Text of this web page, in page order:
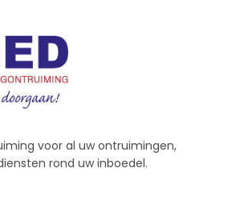
voor al uw ontruimingen,
rond uw inboedel.